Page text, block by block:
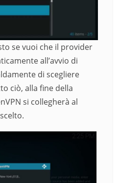
se vuoi che il provider
all’avvio di
di scegliere
ciò, alla fine della
si collegherà al